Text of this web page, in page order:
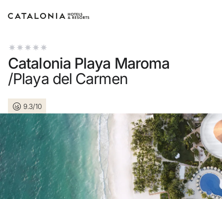
Connectez-vous à votre compte
LOGIN
Vous avez oublié votre mot de passe ?
ou utilisez l’une de ces options
Connexion via Google
Connexion par adresse électronique uniquement
Catalonia Playa Maroma
/Playa del Carmen
9.3/10